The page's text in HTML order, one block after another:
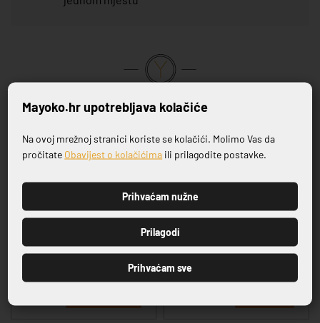
Povezani proizvodi
-20%
Prijavite se na naš newsletter
PRIJAVI SE
Mayoko.hr upotrebljava kolačiće
Na ovoj mrežnoj stranici koriste se kolačići. Molimo Vas da
pročitate Obavijest o kolačićima ili prilagodite postavke.
Prihvaćam nužne
Prilagodi
Prihvaćam sve